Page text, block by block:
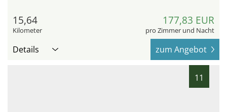
15,64
Kilometer
177,83 EUR
pro Zimmer und Nacht
Details zum Angebot
11